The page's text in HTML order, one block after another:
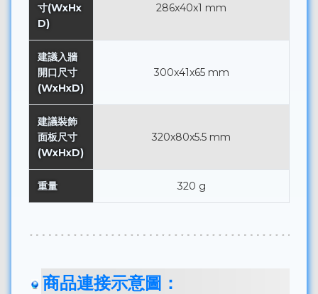
寸(WxHx
D)
286x40x1 mm
建議入牆
開口尺寸
(WxHxD)
300x41x65 mm
建議裝飾
面板尺寸
(WxHxD)
320x80x5.5 mm
重量 320 g
商品連接示意圖：